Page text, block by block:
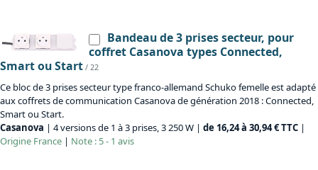
Bandeau de 3 prises secteur, pour
coffret Casanova types Connected,
Smart ou Start / 22
Ce bloc de 3 prises secteur type franco-allemand Schuko femelle est adapté
aux coffrets de communication Casanova de génération 2018 : Connected,
Smart ou Start.
Casanova | 4 versions de 1 à 3 prises, 3 250 W | de 16,24 à 30,94 € TTC |
Origine France | Note : 5 - 1 avis